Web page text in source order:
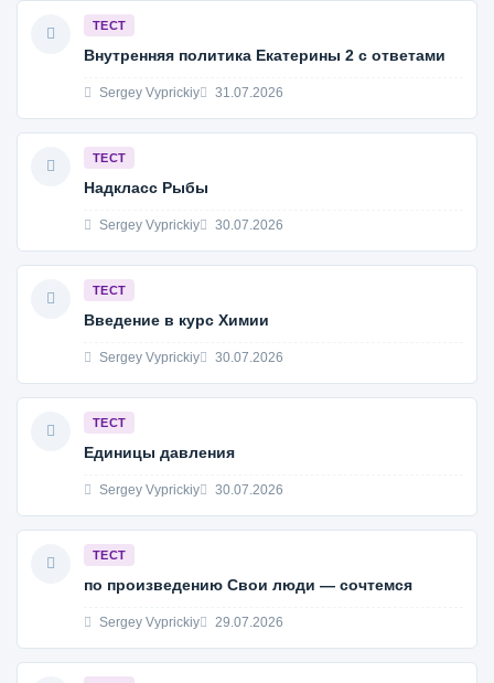
ТЕСТ
Внутренняя политика Екатерины 2 с ответами
Sergey Vyprickiy 31.07.2026
ТЕСТ
Надкласс Рыбы
Sergey Vyprickiy 30.07.2026
ТЕСТ
Введение в курс Химии
Sergey Vyprickiy 30.07.2026
ТЕСТ
Единицы давления
Sergey Vyprickiy 30.07.2026
ТЕСТ
по произведению Свои люди — сочтемся
Sergey Vyprickiy 29.07.2026